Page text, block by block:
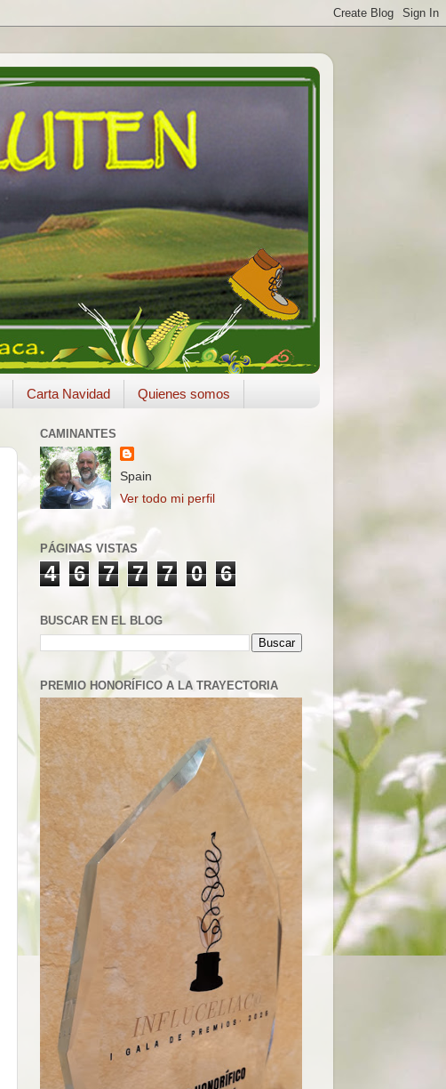
Carta Navidad Quienes somos
CAMINANTES
Spain
Ver todo mi perfil
PÁGINAS VISTAS
4 6 7 7 7 0 6
BUSCAR EN EL BLOG
PREMIO HONORÍFICO A LA TRAYECTORIA